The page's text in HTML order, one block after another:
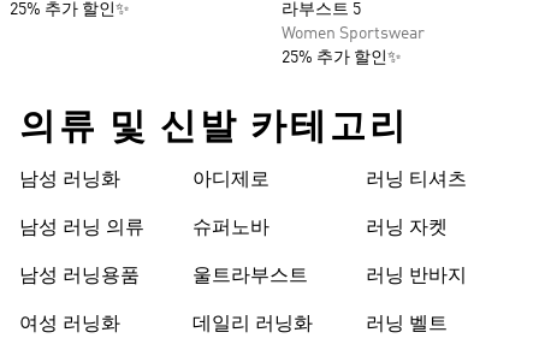
25% 추가 할인✨
라부스트 5
Women Sportswear
25% 추가 할인✨
의류 및 신발 카테고리
남성 러닝화
남성 러닝 의류
남성 러닝용품
여성 러닝화
아디제로
슈퍼노바
울트라부스트
데일리 러닝화
러닝 티셔츠
러닝 자켓
러닝 반바지
러닝 벨트